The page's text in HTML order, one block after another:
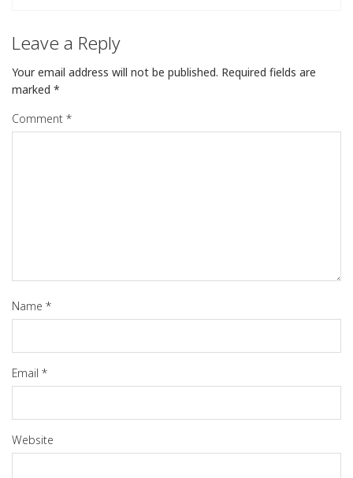
Leave a Reply
Your email address will not be published. Required fields are
marked *
Comment *
Name *
Email *
Website